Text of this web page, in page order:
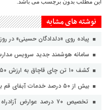
نوشته های مشابه
پیاده روی «دلدادگان حسینی» در
سامانه هوشمند جدید سرویس
کشف ۱۰ تن چای قاچاق به ارزش ۱۵۰ میلیارد ریال در قم
بیش از ۵۰ درصد خدمات آبفای قم به‌صورت غیرحضوری ارائه می‌شود
تخصیص ۷۰ درصد عوارض